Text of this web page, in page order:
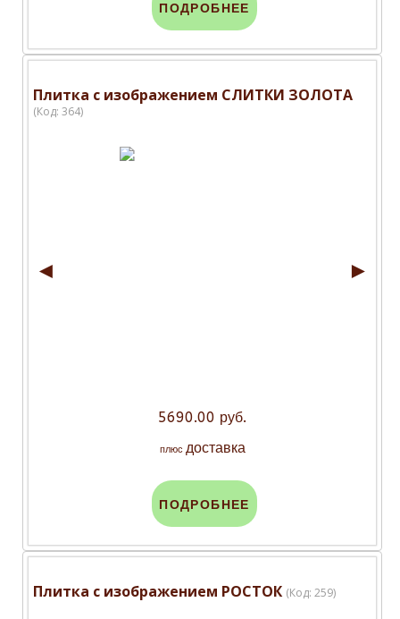
ПОДРОБНЕЕ
Плитка с изображением СЛИТКИ ЗОЛОТА
(Код: 364)
◄ ►
5690.00 руб.
плюс доставка
ПОДРОБНЕЕ
Плитка с изображением РОСТОК (Код: 259)